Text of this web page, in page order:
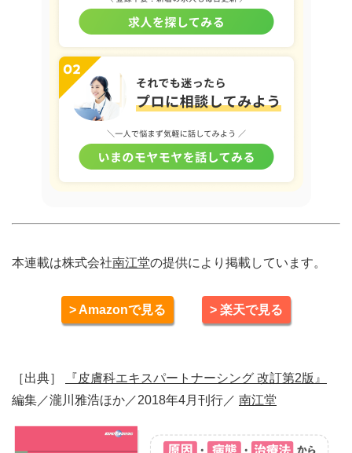
本連載は株式会社南江堂の提供により掲載しています。
> Amazonで見る > 楽天で見る
［出典］
『皮膚科エキスパートナーシング 改訂第2版』
編集／瀧川雅浩ほか／2018年4月刊行／ 南江堂